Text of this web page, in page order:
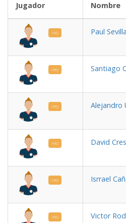
Jugador
ARQ Paul Sevilla
ARQ Santiago
ARQ Alejandro
ARQ David
ARQ Isrrael
ARQ Victor